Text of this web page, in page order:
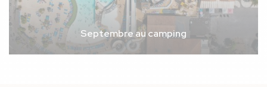
Septembre au camping